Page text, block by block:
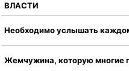
ВЛАСТИ
Необходимо услышать
Жемчужина, которую многие